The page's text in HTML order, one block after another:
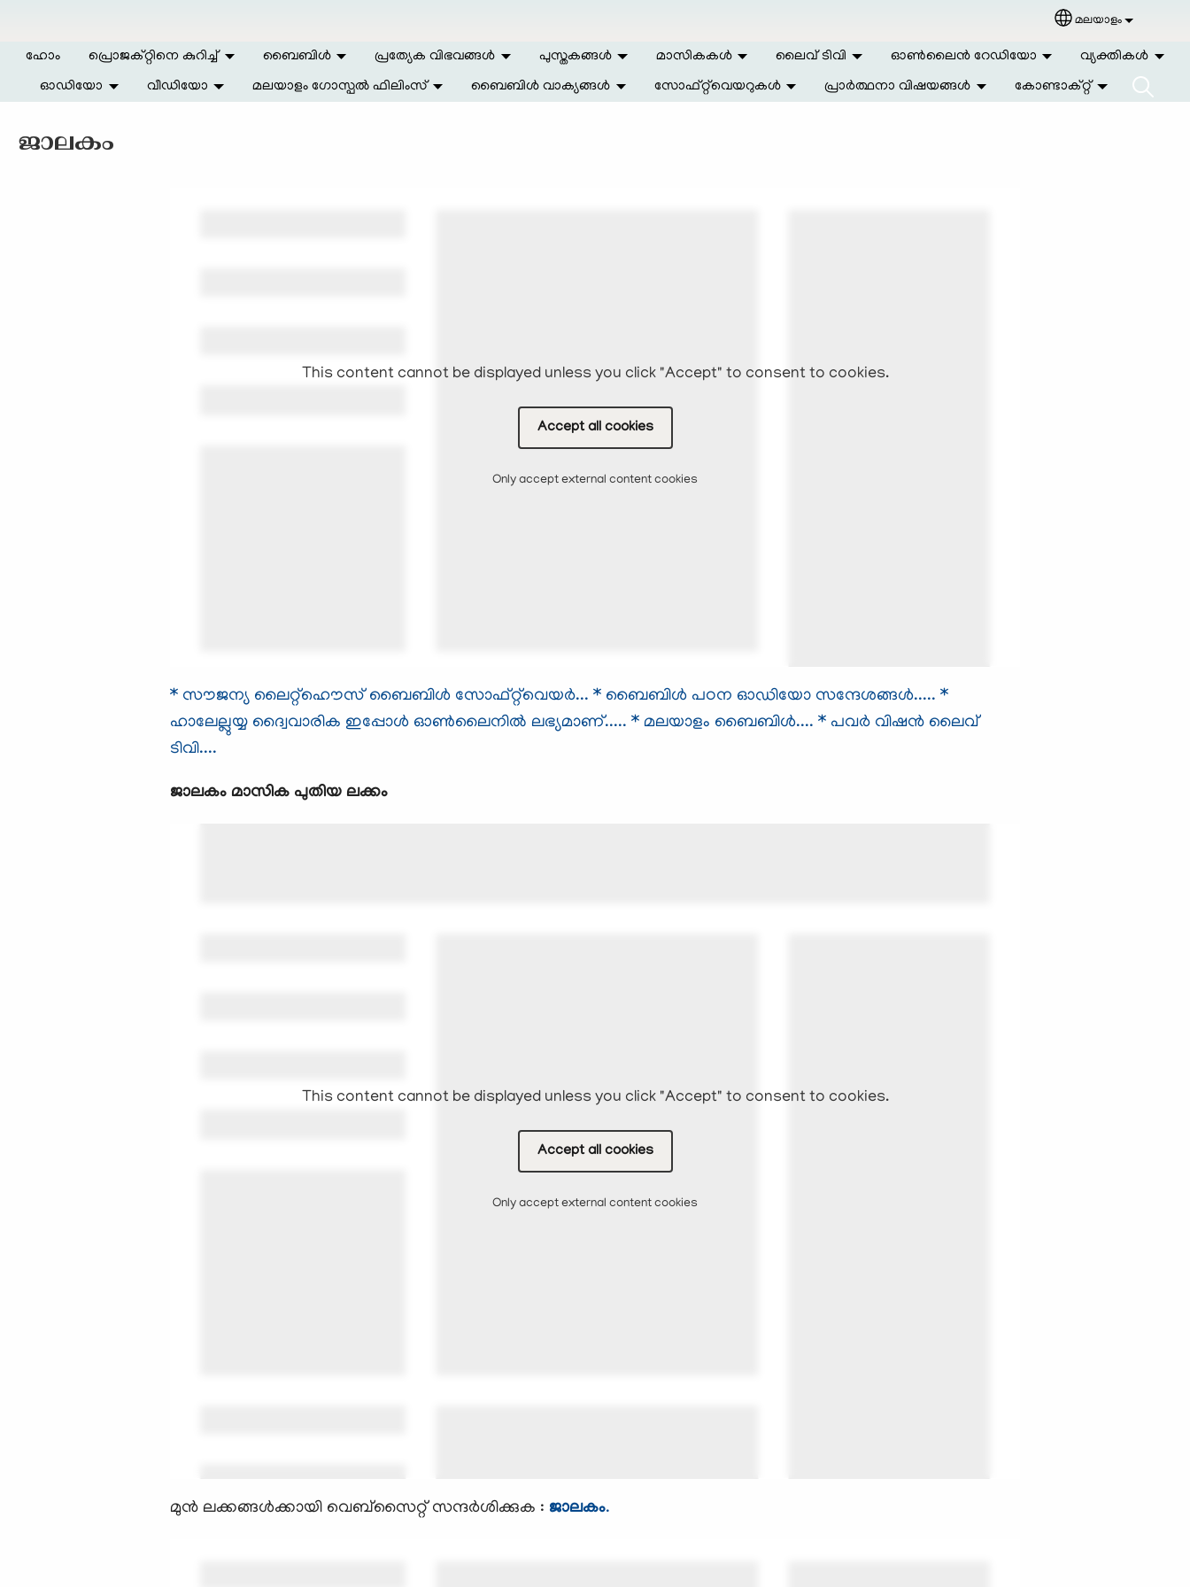
Select your
മലയാളം
ഹോം പ്രൊജക്റ്റിനെ കുറിച്ച് ബൈബിള്‍ പ്രത്യേക വിഭവങ്ങള്‍ പുസ്തകങ്ങള്‍ മാസികകള്‍ ലൈവ് ടിവി ഓണ്‍ലൈന്‍ റേഡിയോ
വ്യക്തികള്‍
ഓഡിയോ
വീഡിയോ മലയാളം ഗോസ്പൽ ഫിലിംസ് ബൈബിള്‍ വാക്യങ്ങള്‍ സോഫ്റ്റ്‌വെയറുകള്‍ പ്രാര്‍ത്ഥനാ വിഷയങ്ങള്‍ കോണ്ടാക്റ്റ്
ജാലകം
This content cannot be displayed unless you click "Accept" to consent to cookies.
Accept all cookies
Only accept external content cookies
* സൗജന്യ ലൈറ്റ്ഹൌസ് ബൈബിള്‍ സോഫ്റ്റ്‌വെയര്‍... * ബൈബിള്‍ പഠന ഓഡിയോ സന്ദേശങ്ങള്‍..... *
ഹാലേല്ലുയ്യ ദ്വൈവാരിക ഇപ്പോള്‍ ഓണ്‍ലൈനില്‍ ലഭ്യമാണ്..... * മലയാളം ബൈബിള്‍.... * പവര്‍ വിഷന്‍ ലൈവ്
ടിവി....
ജാലകം മാസിക പുതിയ ലക്കം
This content cannot be displayed unless you click "Accept" to consent to cookies.
Accept all cookies
Only accept external content cookies
മുന്‍ ലക്കങ്ങള്‍ക്കായി വെബ്സൈറ്റ് സന്ദര്‍ശിക്കുക : ജാലകം.